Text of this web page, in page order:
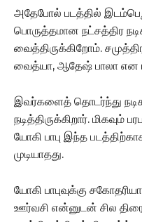
அதேபோல் படத்தில்
பொருத்தமான நட்சத்திர
வைத்திருக்கிறோம்.
வைத்யா, ஆதேஷ் பாலா என
இவர்களைத் தொடர்ந்து
நடித்திருக்கிறார். மிகவும்
யோகி பாபு இந்த
முடியாதது.
யோகி பாபுவுக்கு
ஊர்வசி என்னுடன் சில